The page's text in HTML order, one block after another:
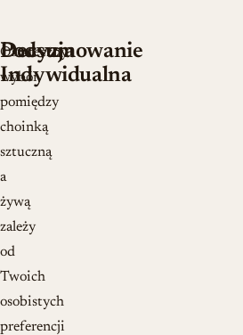
Decyzja
Indywidualna
Ostateczny
wybór
pomiędzy
choinką
sztuczną
a
żywą
zależy
od
Twoich
osobistych
preferencji
Podsumowanie